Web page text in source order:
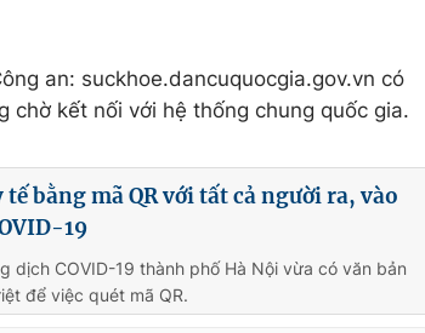
an: suckhoe.dancuquocgia.gov.vn có
chờ kết nối với hệ thống chung quốc gia.
bằng mã QR với tất cả người ra, vào
19
dịch COVID-19 thành phố Hà Nội vừa có văn bản
để việc quét mã QR.